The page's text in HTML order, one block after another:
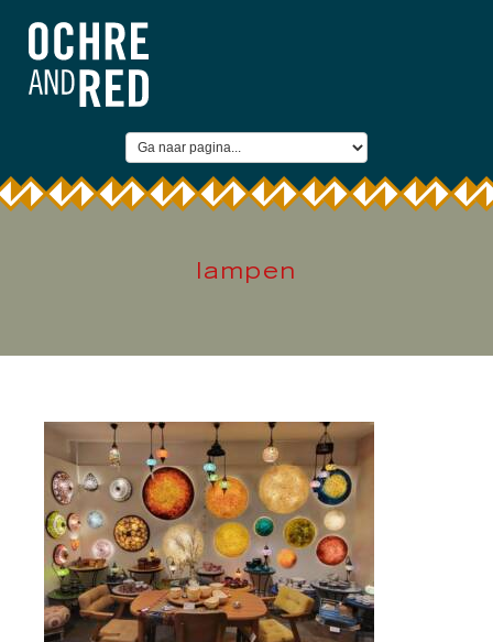
lampen